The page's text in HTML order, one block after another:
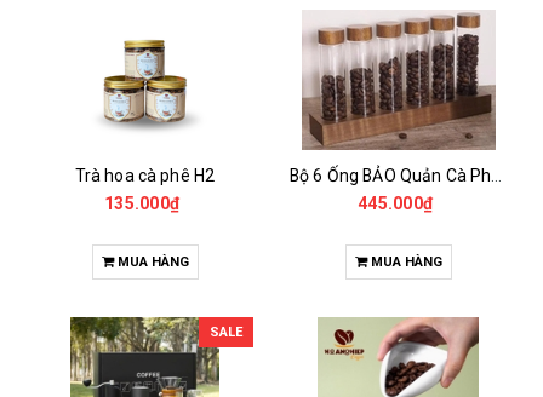
Trà hoa cà phê H2
135.000₫
MUA HÀNG
445.000₫
MUA HÀNG
SALE